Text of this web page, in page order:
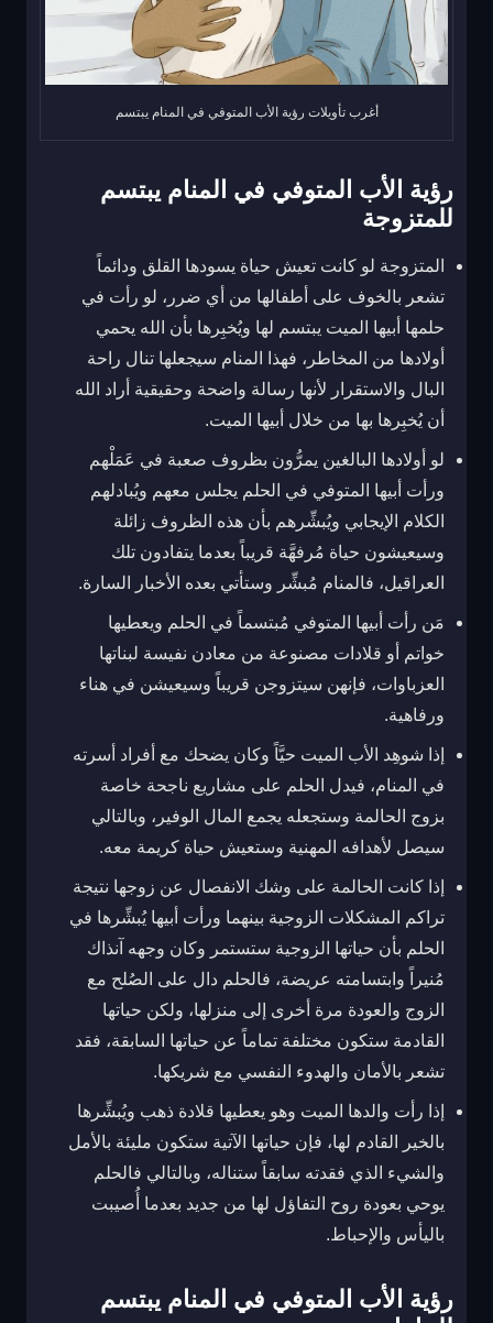
أغرب تأويلات رؤية الأب المتوفي في المنام يبتسم
رؤية الأب المتوفي في المنام يبتسم
للمتزوجة
المتزوجة لو كانت تعيش حياة يسودها القلق ودائماً
تشعر بالخوف على أطفالها من أي ضرر، لو رأت في
حلمها أبيها الميت يبتسم لها ويُخبِرها بأن الله يحمي
أولادها من المخاطر، فهذا المنام سيجعلها تنال راحة
البال والاستقرار لأنها رسالة واضحة وحقيقية أراد الله
أن يُخبِرها بها من خلال أبيها الميت.
لو أولادها البالغين يمرُّون بظروف صعبة في عَمَلْهم
ورأت أبيها المتوفي في الحلم يجلس معهم ويُبادلهم
الكلام الإيجابي ويُبشِّرهم بأن هذه الظروف زائلة
وسيعيشون حياة مُرفهَّة قريباً بعدما يتفادون تلك
العراقيل، فالمنام مُبشِّر وستأتي بعده الأخبار السارة.
مَن رأت أبيها المتوفي مُبتسماً في الحلم ويعطيها
خواتم أو قلادات مصنوعة من معادن نفيسة لبناتها
العزباوات، فإنهن سيتزوجن قريباً وسيعيشن في هناء
ورفاهية.
إذا شوهِد الأب الميت حيَّاً وكان يضحك مع أفراد أسرته
في المنام، فيدل الحلم على مشاريع ناجحة خاصة
بزوج الحالمة وستجعله يجمع المال الوفير، وبالتالي
سيصل لأهدافه المهنية وستعيش حياة كريمة معه.
إذا كانت الحالمة على وشك الانفصال عن زوجها نتيجة
تراكم المشكلات الزوجية بينهما ورأت أبيها يُبشِّرها في
الحلم بأن حياتها الزوجية ستستمر وكان وجهه آنذاك
مُنيراً وابتسامته عريضة، فالحلم دال على الصُلح مع
الزوج والعودة مرة أخرى إلى منزلها، ولكن حياتها
القادمة ستكون مختلفة تماماً عن حياتها السابقة، فقد
تشعر بالأمان والهدوء النفسي مع شريكها.
إذا رأت والدها الميت وهو يعطيها قلادة ذهب ويُبشِّرها
بالخير القادم لها، فإن حياتها الآتية ستكون مليئة بالأمل
والشيء الذي فقدته سابقاً ستناله، وبالتالي فالحلم
يوحي بعودة روح التفاؤل لها من جديد بعدما أُصيبت
باليأس والإحباط.
رؤية الأب المتوفي في المنام يبتسم